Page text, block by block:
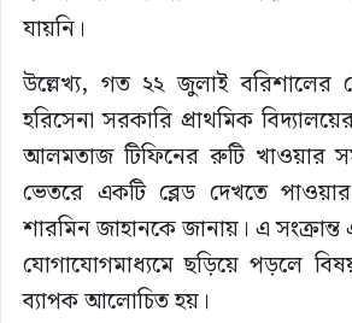
যায়নি।
উল্লেখ্য, গত ২২ জুলাই বরিশালের
হরিসেনা সরকারি প্রাথমিক
আলমতাজ টিফিনের রুটি খাওয়ার
ভেতরে একটি ব্লেড দেখতে
শারমিন জাহানকে জানায়। এ
যোগাযোগমাধ্যমে ছড়িয়ে পড়লে
ব্যাপক আলোচিত হয়।